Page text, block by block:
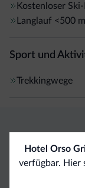
Kostenloser Ski-
Langlauf <500 m
Sport und
Trekkingwege
Hotel Orso
verfügbar. Hier
Exklusive